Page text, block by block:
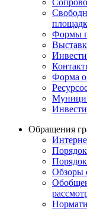
Формы
Форма
Обращения
Обзоры